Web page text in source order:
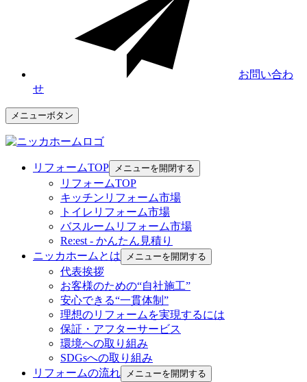
お問い合わ
せ
メニューボタン
リフォームTOP メニューを開閉する
リフォームTOP
キッチンリフォーム市場
トイレリフォーム市場
バスルームリフォーム市場
Re:est - かんたん見積り
ニッカホームとは
メニューを開閉する
代表挨拶
お客様のための“自社施工”
安心できる“一貫体制”
理想のリフォームを実現するには
保証・アフターサービス
環境への取り組み
SDGsへの取り組み
リフォームの流れ
メニューを開閉する